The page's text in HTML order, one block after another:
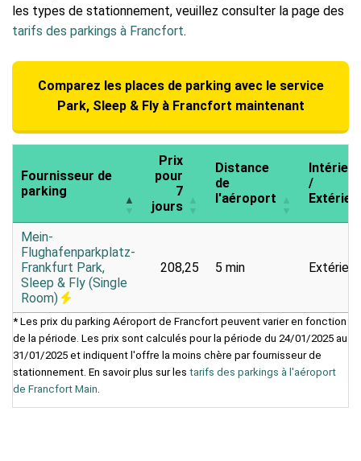
les types de stationnement, veuillez consulter la page des
tarifs des parkings à Francfort.
Comparez les places de parking avec le service
Park, Sleep & Fly à Francfort maintenant
Fournisseur de
parking
Prix
pour
7
jours
Distance
de
l'aéroport
Intérieur
/
Mein-
Flughafenparkplatz-
Frankfurt Park,
Sleep & Fly (Single
Room)
208,25 5 min Extérieur
* Les prix du parking Aéroport de Francfort peuvent varier en fonction
de la période. Les prix sont calculés pour la période du 24/01/2025 au
31/01/2025 et indiquent l'offre la moins chère par fournisseur de
stationnement. En savoir plus sur les tarifs des parkings à l'aéroport
de Francfort Main